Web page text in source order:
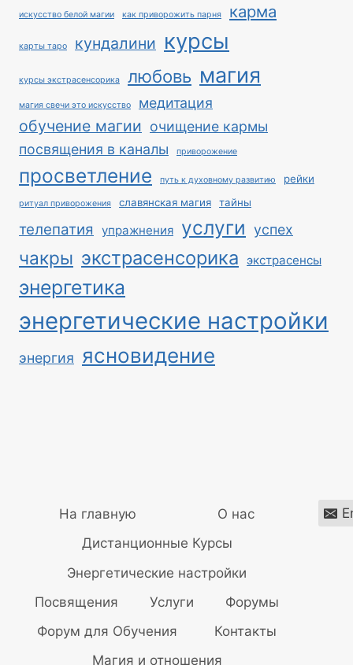
искусство белой магии как приворожить парня карма
карты таро кундалини курсы
курсы экстрасенсорика любовь магия
магия свечи это искусство медитация
обучение магии очищение кармы
посвящения в каналы
приворожение
просветление путь к духовному развитию рейки
ритуал приворожения славянская магия тайны
телепатия упражнения услуги успех
чакры экстрасенсорика экстрасенсы
энергетика
энергетические настройки
энергия ясновидение
На главную
О нас
Дистанционные Курсы
Энергетические настройки
Посвящения
Услуги
Форумы
Форум для Обучения
Контакты
Магия и отношения